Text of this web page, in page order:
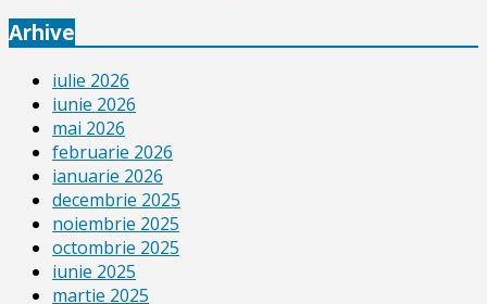
Arhive
iulie 2026
iunie 2026
mai 2026
februarie 2026
ianuarie 2026
decembrie 2025
noiembrie 2025
octombrie 2025
iunie 2025
martie 2025